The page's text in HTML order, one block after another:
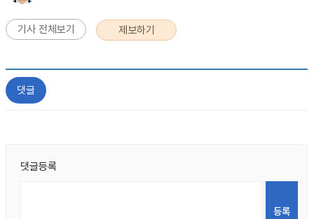
기사 전체보기 제보하기
댓글
댓글등록